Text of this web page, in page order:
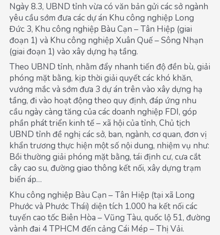
Ngày 8.3, UBND tỉnh vừa có văn bản gửi các sở ngành
yêu cầu sớm đưa các dự án Khu công nghiệp Long
Đức 3, Khu công nghiệp Bàu Cạn – Tân Hiệp (giai
đoạn 1) và Khu công nghiệp Xuân Quế – Sông Nhạn
(giai đoạn 1) vào xây dựng hạ tầng.
Theo UBND tỉnh, nhằm đẩy nhanh tiến độ đền bù, giải
phóng mặt bằng, kịp thời giải quyết các khó khăn,
vướng mắc và sớm đưa 3 dự án trên vào xây dựng hạ
tầng, đi vào hoạt động theo quy định, đáp ứng nhu
cầu ngày càng tăng của các doanh nghiệp FDI, góp
phần phát triển kinh tế – xã hội của tỉnh, Chủ tịch
UBND tỉnh đề nghị các sở, ban, ngành, cơ quan, đơn vị
khẩn trương thực hiện một số nội dung, nhiệm vụ như:
Bồi thường giải phóng mặt bằng, tái định cư, cưa cắt
cây cao su, đường giao thông kết nối, xây dựng trạm
biến áp…
Khu công nghiệp Bàu Cạn – Tân Hiệp (tại xã Long
Phước và Phước Thái) diện tích 1.000 ha kết nối các
tuyến cao tốc Biên Hòa – Vũng Tàu, quốc lộ 51, đường
vành đai 4 TPHCM đến cảng Cái Mép – Thị Vải.